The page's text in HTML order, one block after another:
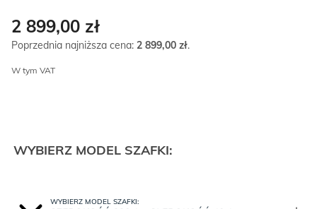
2 899,00 zł
Poprzednia najniższa cena: 2 899,00 zł.
W tym VAT
WYBIERZ MODEL SZAFKI:
WYBIERZ MODEL SZAFKI: